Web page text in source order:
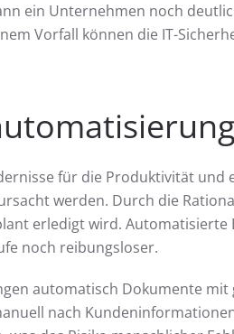
ein Unternehmen noch
Vorfall können die IT-
für die Produktivität
werden. Durch die
erledigt wird.
noch reibungsloser.
automatisch Dokumente
nach